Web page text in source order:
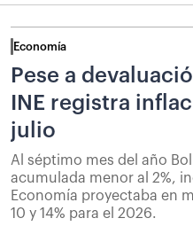
Economía
Pese a
INE registra
julio
Al séptimo mes del año
acumulada menor al 2%,
Economía proyectaba en
10 y 14% para el 2026.